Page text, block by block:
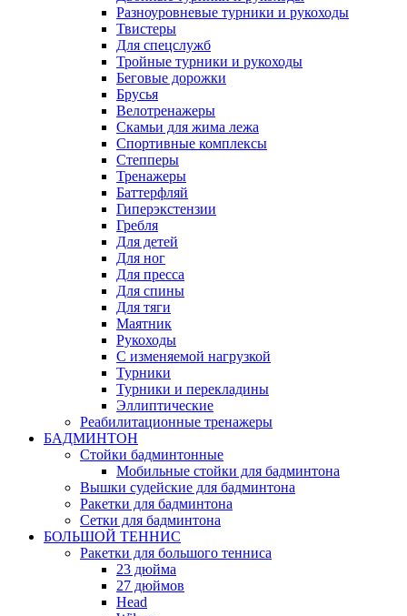
Разноуровневые турники и рукоходы
Твистеры
Для спецслужб
Тройные турники и рукоходы
Беговые дорожки
Брусья
Велотренажеры
Скамьи для жима лежа
Спортивные комплексы
Степперы
Тренажеры
Баттерфляй
Гиперэкстензии
Гребля
Для детей
Для ног
Для пресса
Для спины
Для тяги
Маятник
Рукоходы
С изменяемой нагрузкой
Турники
Турники и перекладины
Эллиптические
Реабилитационные тренажеры
БАДМИНТОН
Стойки бадминтонные
Мобильные стойки для бадминтона
Вышки судейские для бадминтона
Ракетки для бадминтона
Сетки для бадминтона
БОЛЬШОЙ ТЕННИС
Ракетки для большого тенниса
23 дюйма
27 дюймов
Head